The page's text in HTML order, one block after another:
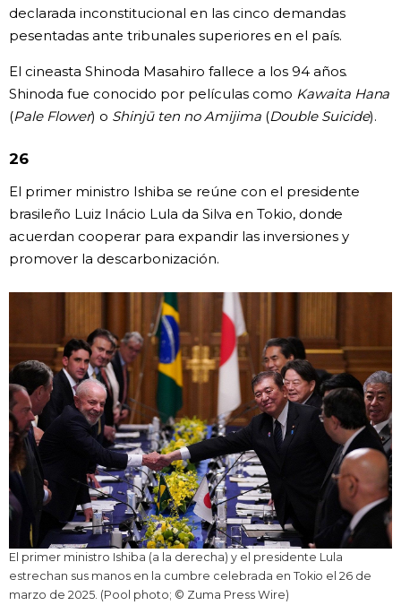
declarada inconstitucional en las cinco demandas
pesentadas ante tribunales superiores en el país.
El cineasta Shinoda Masahiro fallece a los 94 años.
Shinoda fue conocido por películas como Kawaita Hana
(Pale Flower) o Shinjū ten no Amijima(Double Suicide).
26
El primer ministro Ishiba se reúne con el presidente
brasileño Luiz Inácio Lula da Silva en Tokio, donde
acuerdan cooperar para expandir las inversiones y
promover la descarbonización.
El primer ministro Ishiba (a la derecha) y el presidente Lula
estrechan sus manos en la cumbre celebrada en Tokio el 26 de
marzo de 2025. (Pool photo; © Zuma Press Wire)